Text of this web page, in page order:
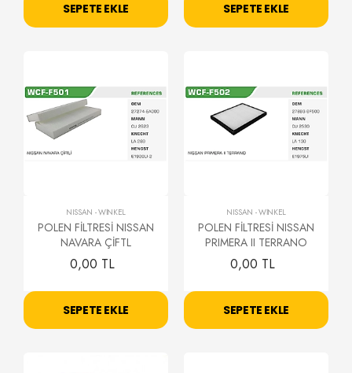
SEPETE EKLE SEPETE EKLE
NISSAN -WİNKEL
POLEN FİLTRESİ NISSAN
NAVARA ÇİFTL
0,00 TL
SEPETE EKLE
NISSAN -WİNKEL
POLEN FİLTRESİ NISSAN
PRIMERA II TERRANO
0,00 TL
SEPETE EKLE